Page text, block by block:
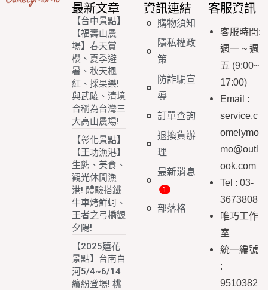
最新文章
【台中景點】
【福壽山農
場】春天賞
櫻、夏季避
暑、秋天楓
紅、採果樂!
與武陵、清境
合稱為台灣三
大高山農場!
【彰化景點】
【王功漁港】
生態、美食、
觀光休閒漁
港! 體驗搭鐵
牛車烤鮮蚵、
王者之弓橋觀
夕陽!
【2025蓮花
景點】台南白
河5/4~6/14
繽紛登場! 桃
資訊連結
購物須知
隱私權政
策
防詐騙宣
導
訂單查詢
退換貨辦
理
最新消息
部落格
客服資訊
客服時間:
週一 ~ 週
五 (9:00~
17:00)
Email :
service.c
omelymo
mo@outl
ook.com
Tel : 03-
3673808
唯巧工作
室
統一編號
:
9510382